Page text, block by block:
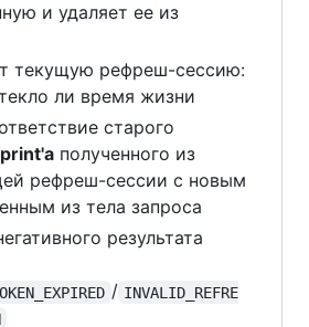
и удаляет ее из
текущую рефреш-сессию:
ли время жизни
старого
полученного из
рефреш-сессии с новым
из тела запроса
результата
/ INVALID_REFRE